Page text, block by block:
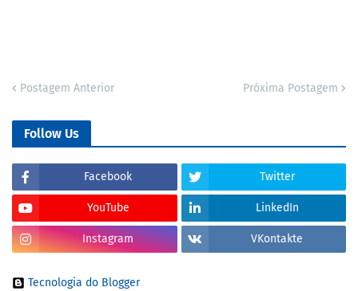
Postagem Anterior Próxima Postagem
Follow Us
Facebook Twitter
YouTube LinkedIn
Instagram VKontakte
Tecnologia do Blogger